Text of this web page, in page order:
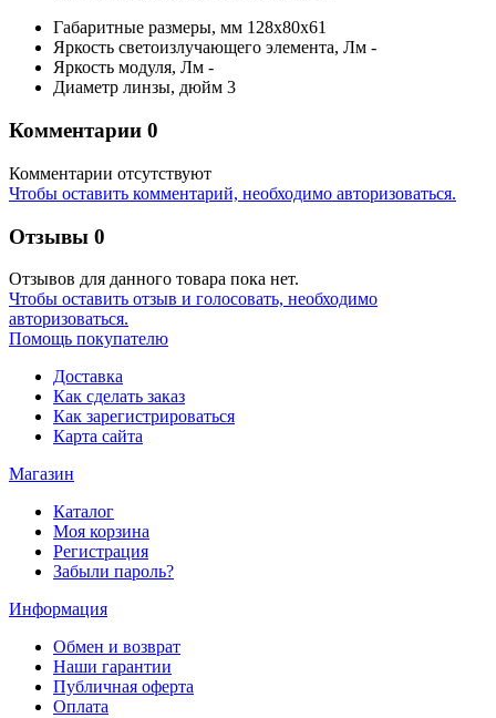
Габаритные размеры, мм 128x80x61
Яркость светоизлучающего элемента, Лм -
Яркость модуля, Лм -
Диаметр линзы, дюйм 3
Комментарии 0
Комментарии отсутствуют
Чтобы оставить комментарий, необходимо авторизоваться.
Отзывы 0
Отзывов для данного товара пока нет.
Чтобы оcтавить отзыв и голосовать, необходимо
авторизоваться.
Помощь покупателю
Доставка
Как сделать заказ
Как зарегистрироваться
Карта сайта
Магазин
Каталог
Моя корзина
Регистрация
Забыли пароль?
Информация
Обмен и возврат
Наши гарантии
Публичная оферта
Оплата